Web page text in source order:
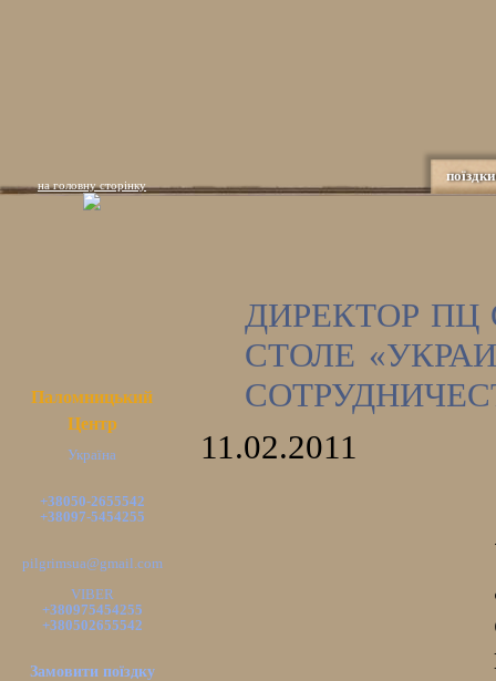
поїздки
на головну сторінку
Паломницький
Центр
Україна
+38050-2655542
+38097-5454255
pilgrimsua@gmail.com
VIBER
+380975454255
+380502655542
Замовити поїздку
ДИРЕКТОР
СТОЛЕ
11.02.2011